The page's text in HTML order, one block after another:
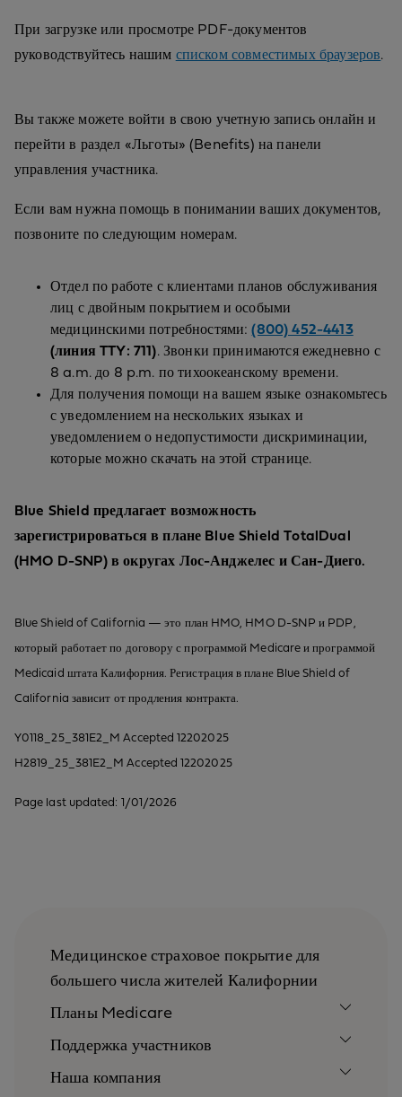
При загрузке или просмотре PDF-документов
руководствуйтесь нашим списком совместимых браузеров.
Вы также можете войти в свою учетную запись онлайн и
перейти в раздел «Льготы» (Benefits) на панели
управления участника.
Если вам нужна помощь в понимании ваших документов,
позвоните по следующим номерам.
Отдел по работе с клиентами планов обслуживания
лиц с двойным покрытием и особыми
медицинскими потребностями:(800) 452-4413
(линия TTY: 711). Звонки принимаются ежедневно с
8 a.m. до 8 p.m. по тихоокеанскому времени.
Для получения помощи на вашем языке ознакомьтесь
с уведомлением на нескольких языках и
уведомлением о недопустимости дискриминации,
которые можно скачать на этой странице.
Blue Shield предлагает возможность
зарегистрироваться в плане Blue Shield TotalDual
(HMO D-SNP) в округах Лос-Анджелес и Сан-Диего.
Blue Shield of California — это план HMO, HMO D-SNP и PDP,
который работает по договору с программой Medicare и программой
Medicaid штата Калифорния. Регистрация в плане Blue Shield of
California зависит от продления контракта.
Y0118_25_381E2_M Accepted 12202025
H2819_25_381E2_M Accepted 12202025
Page last updated: 1/01/2026
Медицинское страховое покрытие для
большего числа жителей Калифорнии
Планы Medicare
Поддержка участников
Наша компания